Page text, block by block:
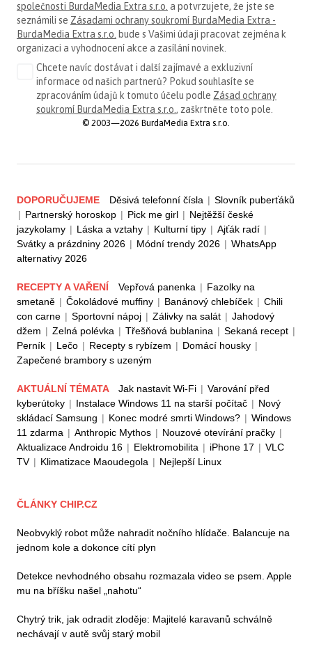
společnosti BurdaMedia Extra s.r.o. a potvrzujete, že jste se
seznámili se Zásadami ochrany soukromí BurdaMedia Extra -
BurdaMedia Extra s.r.o. bude s Vašimi údaji pracovat zejména k
organizaci a vyhodnocení akce a zasílání novinek.
Chcete navíc dostávat i další zajímavé a exkluzivní
informace od našich partnerů? Pokud souhlasíte se
zpracováním údajů k tomuto účelu podle Zásad ochrany
soukromí BurdaMedia Extra s.r.o., zaškrtněte toto pole.
© 2003—2026 BurdaMedia Extra s.r.o.
DOPORUČUJEME Děsivá telefonní čísla | Slovník puberťáků
| Partnerský horoskop | Pick me girl | Nejtěžší české
jazykolamy | Láska a vztahy | Kulturní tipy | Ajťák radí |
Svátky a prázdniny 2026 | Módní trendy 2026 | WhatsApp
alternativy 2026
RECEPTY A VAŘENÍ Vepřová panenka | Fazolky na
smetaně | Čokoládové muffiny | Banánový chlebíček | Chili
con carne | Sportovní nápoj | Zálivky na salát | Jahodový
džem | Zelná polévka | Třešňová bublanina | Sekaná recept |
Perník | Lečo | Recepty s rybízem | Domácí housky |
Zapečené brambory s uzeným
AKTUÁLNÍ TÉMATA Jak nastavit Wi-Fi | Varování před
kyberútoky | Instalace Windows 11 na starší počítač | Nový
skládací Samsung | Konec modré smrti Windows? | Windows
11 zdarma | Anthropic Mythos | Nouzové otevírání pračky |
Aktualizace Androidu 16 | Elektromobilita | iPhone 17 | VLC
TV | Klimatizace Maoudegola | Nejlepší Linux
ČLÁNKY CHIP.CZ
Neobvyklý robot může nahradit nočního hlídače. Balancuje na
jednom kole a dokonce cítí plyn
Detekce nevhodného obsahu rozmazala video se psem. Apple
mu na bříšku našel „nahotu“
Chytrý trik, jak odradit zloděje: Majitelé karavanů schválně
nechávají v autě svůj starý mobil